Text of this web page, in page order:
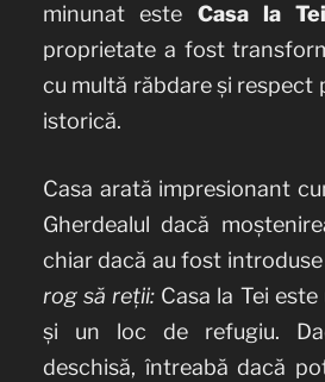
minunat este Casa la Tei
proprietate a fost
cu multă răbdare și respect
istorică.
Casa arată impresionant
Gherdealul dacă
chiar dacă au fost
rog să reții: Casa la Tei
și un loc de refugiu.
deschisă, întreabă dacă